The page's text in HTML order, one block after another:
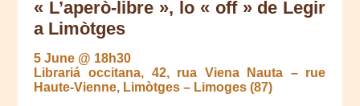
« L’aperò-libre », lo « off » de Legir
a Limòtges
5 June @ 18h30
Librariá occitana, 42, rua Viena Nauta – rue
Haute-Vienne, Limòtges – Limoges (87)